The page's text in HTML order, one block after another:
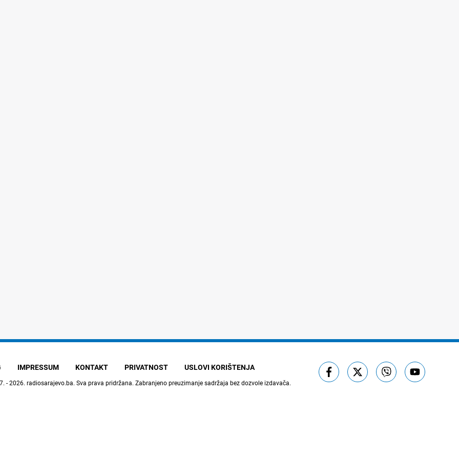
IMPRESSUM KONTAKT PRIVATNOST USLOVI KORIŠTENJA
- 2026. radiosarajevo.ba. Sva prava pridržana. Zabranjeno preuzimanje sadržaja bez dozvole izdavača.